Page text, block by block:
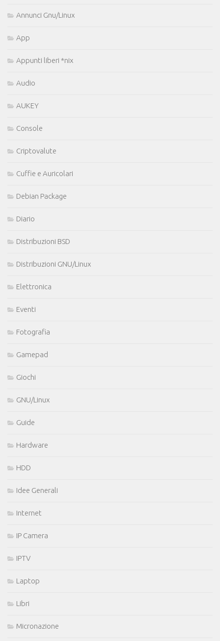
Annunci Gnu/Linux
App
Appunti liberi *nix
Audio
AUKEY
Console
Criptovalute
Cuffie e Auricolari
Debian Package
Diario
Distribuzioni BSD
Distribuzioni GNU/Linux
Elettronica
Eventi
Fotografia
Gamepad
Giochi
GNU/Linux
Guide
Hardware
HDD
Idee Generali
Internet
IP Camera
IPTV
Laptop
Libri
Micronazione